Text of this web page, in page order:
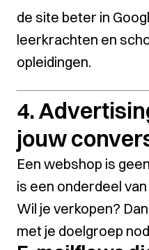
de site beter in
leerkrachten en
opleidingen.
4.
jouw
Een webshop is
is een onderdeel
Wil je verkopen?
met je doelgroep